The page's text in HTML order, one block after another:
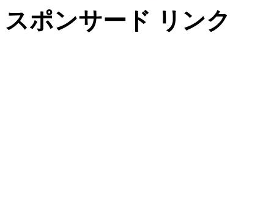
スポンサード リンク